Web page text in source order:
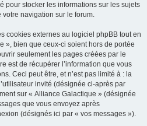
pour stocker les informations sur les sujets
navigation sur le forum.
cookies externes au logiciel phpBB tout en
», bien que ceux-ci soient hors de portée
seulement les pages créées par le
est de récupérer l’information que vous
Ceci peut être, et n’est pas limité à : la
invité (désignée ci-après par
sur « Alliance Galactique » (désignée
que vous envoyez après
(désignés ici par « vos messages »).